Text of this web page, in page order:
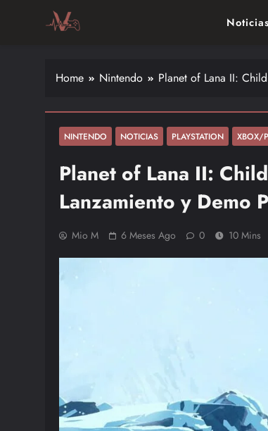
Noticias
Home Nintendo Planet of Lana II:
NINTENDO NOTICIAS PLAYSTATION XBOX/
Planet of Lana II:
Lanzamiento y Demo
Mio M 6 Meses Ago 0 10 Mins